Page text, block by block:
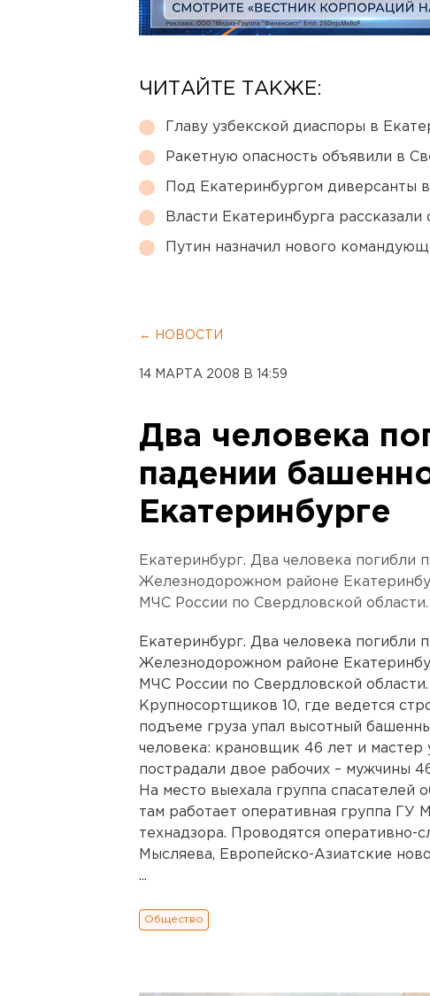
ЧИТАЙТЕ ТАКЖЕ:
Главу узбекской диаспоры в
Ракетную опасность объявили в
Под Екатеринбургом диверсанты
Власти Екатеринбурга
Путин назначил нового
← НОВОСТИ
14 МАРТА 2008 В 14:59
Два человека
падении
Екатеринбурге
Екатеринбург. Два человека погибли
Железнодорожном районе
МЧС России по Свердловской области.
Екатеринбург. Два человека погибли
Железнодорожном районе
МЧС России по Свердловской
Крупносортщиков 10, где ведется
подъеме груза упал высотный
человека: крановщик 46 лет и мастер
пострадали двое рабочих – мужчины
На место выехала группа спасателей
там работает оперативная группа ГУ
технадзора. Проводятся оперативно-
Мысляева, Европейско-Азиатские
...
Общество